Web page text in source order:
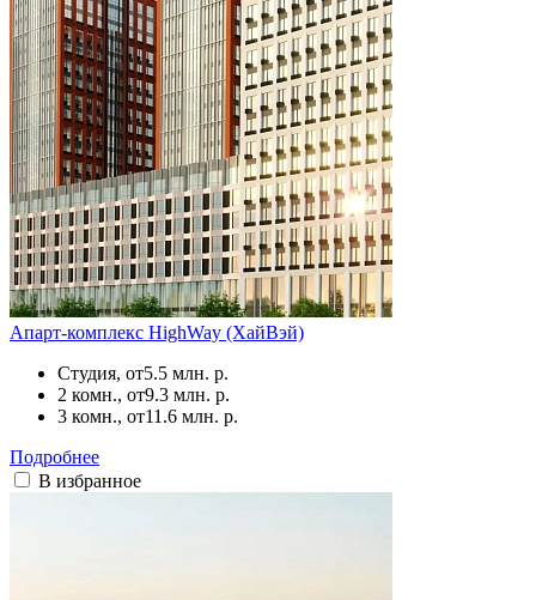
Апарт-комплекс HighWay (ХайВэй)
Студия, от5.5 млн. р.
2 комн., от9.3 млн. р.
3 комн., от11.6 млн. р.
Подробнее
В избранное